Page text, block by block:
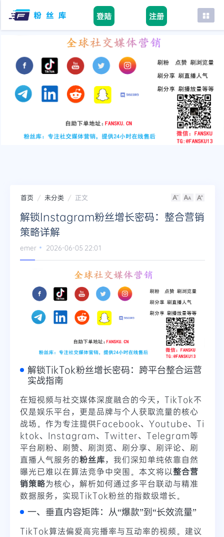
登陆 注册
首页
tiktok
youtube
instagram
首页 未分类 正文
解锁Instagram粉丝增长密码：整合营销
策略详解
emer 2026-06-05 22:01
解锁TikTok粉丝增长密码：跨平台整合运营
实战指南
在短视频与社交媒体深度融合的今天，TikTok不
仅是娱乐平台，更是品牌与个人获取流量的核心
战场。作为专注提供Facebook、Youtube、Ti
ktok、Instagram、Twitter、Telegram等
平台刷粉、刷赞、刷浏览、刷分享、刷评论、刷
直播人气服务的粉丝库，我们深知单纯依靠自然
曝光已难以在算法竞争中突围。本文将以整合营
销策略为核心，解析如何通过多平台联动与精准
数据服务，实现TikTok粉丝的指数级增长。
一、垂直内容矩阵：从“爆款”到“长效流量”
TikTok算法偏爱高完播率与互动率的视频。建议